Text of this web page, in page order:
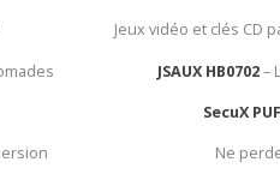
Jeux vidéo et clés CD
JSAUX HB0702–
SecuX
Ne